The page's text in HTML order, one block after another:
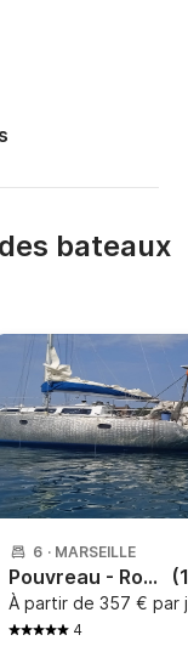
bateaux
6 · MARSEILLE
Pouvreau - Romanée
À partir de 357 € par
4